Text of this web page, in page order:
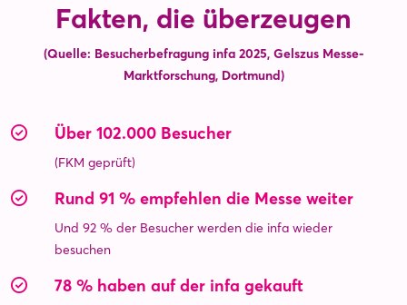
Fakten, die überzeugen
(Quelle: Besucherbefragung infa 2025, Gelszus Messe-
Marktforschung, Dortmund)
Über 102.000 Besucher
(FKM geprüft)
Rund 91 % empfehlen die Messe weiter
Und 92 % der Besucher werden die infa wieder
besuchen
78 % haben auf der infa gekauft